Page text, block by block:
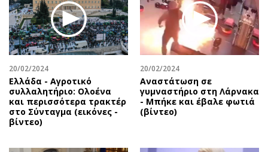
20/02/2024
Ελλάδα - Αγροτικό
συλλαλητήριο: Ολοένα
και περισσότερα τρακτέρ
στο Σύνταγμα (εικόνες -
βίντεο)
20/02/2024
Αναστάτωση σε
γυμναστήριο στη Λάρνακα
- Μπήκε και έβαλε φωτιά
(βίντεο)